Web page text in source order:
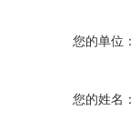
您的单位：
您的姓名：